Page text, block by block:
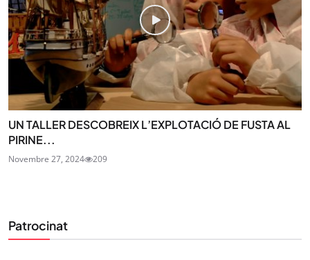
UN TALLER DESCOBREIX L’EXPLOTACIÓ DE FUSTA AL
PIRINE...
Novembre 27, 2024 209
Patrocinat